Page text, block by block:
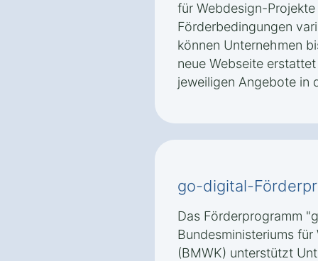
für Webdesign-
Förderbedingungen
können Unternehmen
neue Webseite
jeweiligen Angebote in
go-digital-
Das Förderprogramm
Bundesministeriums
(BMWK) unterstützt